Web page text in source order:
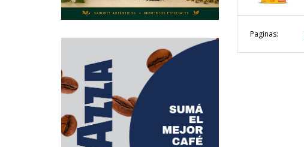
Paginas: